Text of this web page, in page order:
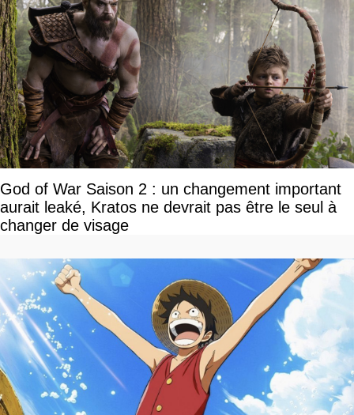
God of War Saison 2 : un changement important
aurait leaké, Kratos ne devrait pas être le seul à
changer de visage